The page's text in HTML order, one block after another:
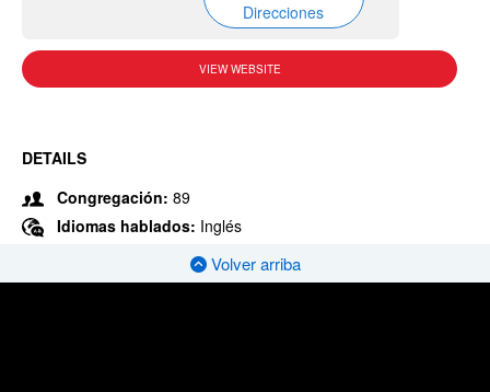
Direcciones
VIEW WEBSITE
DETAILS
Congregación: 89
Idiomas hablados: Inglés
Volver arriba